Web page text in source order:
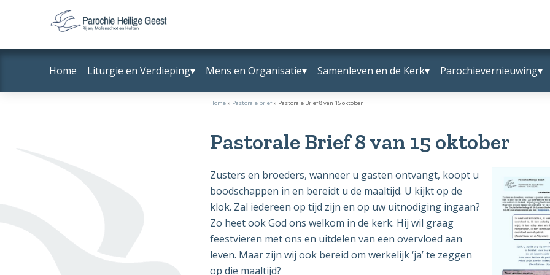
hoofd
voettekst Heilige
Geest
Molenschot
en
Home Liturgie en Verdieping Mens en Organisatie Samenleven en de Kerk Parochievernieuwing
Home » Pastorale brief» Pastorale Brief 8 van 15 oktober
Pastorale Brief 8 van 15 oktober
Zusters en broeders, wanneer u gasten ontvangt, koopt u
boodschappen in en bereidt u de maaltijd. U kijkt op de
klok. Zal iedereen op tijd zijn en op uw uitnodiging ingaan?
Zo heet ook God ons welkom in de kerk. Hij wil graag
feestvieren met ons en uitdelen van een overvloed aan
leven. Maar zijn wij ook bereid om werkelijk ‘ja’ te zeggen
op die maaltijd?